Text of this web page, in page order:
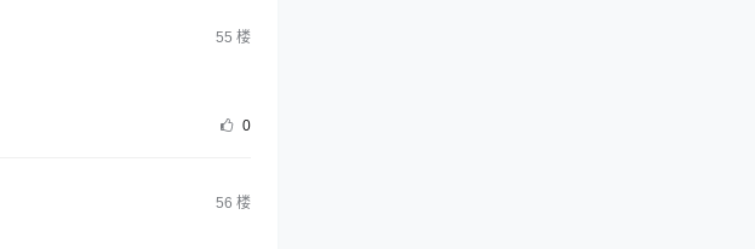
55 楼
0
56 楼